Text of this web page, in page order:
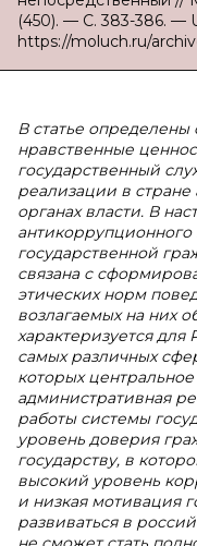
(450). — С. 383-386. —
https://moluch.ru/
В статье
нравственные
государственный
реализации в
органах власти. В
государственной
связана с
этических норм
возлагаемых на них
характеризуется
самых различных
которых
административная
работы системы
уровень доверия
государству, в
высокий уровень
и низкая мотивация
развиваться в